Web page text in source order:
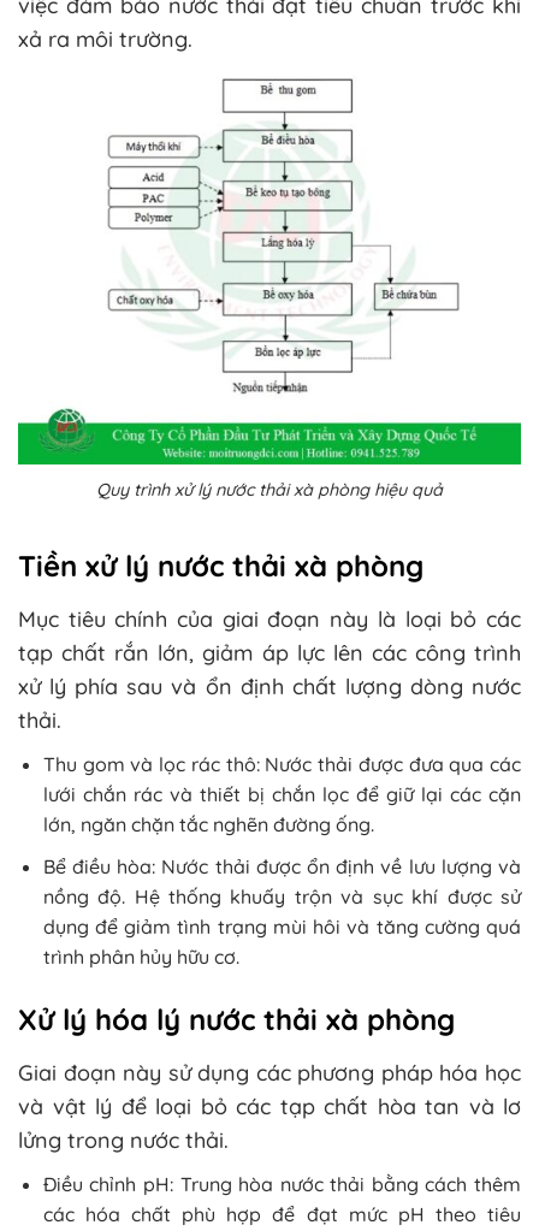
xả ra môi trường.
Quy trình xử lý nước thải xà phòng hiệu quả
Tiền xử lý nước thải xà phòng
Mục tiêu chính của giai đoạn này là loại bỏ các
tạp chất rắn lớn, giảm áp lực lên các công trình
xử lý phía sau và ổn định chất lượng dòng nước
thải.
Thu gom và lọc rác thô: Nước thải được đưa qua các
lưới chắn rác và thiết bị chắn lọc để giữ lại các cặn
lớn, ngăn chặn tắc nghẽn đường ống.
Bể điều hòa: Nước thải được ổn định về lưu lượng và
nồng độ. Hệ thống khuấy trộn và sục khí được sử
dụng để giảm tình trạng mùi hôi và tăng cường quá
trình phân hủy hữu cơ.
Xử lý hóa lý nước thải xà phòng
Giai đoạn này sử dụng các phương pháp hóa học
và vật lý để loại bỏ các tạp chất hòa tan và lơ
lửng trong nước thải.
Điều chỉnh pH: Trung hòa nước thải bằng cách thêm
các hóa chất phù hợp để đạt mức pH theo tiêu